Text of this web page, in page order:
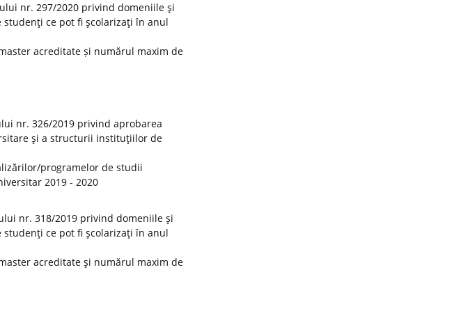
nr. 297/2020 privind domeniile şi
ce pot fi şcolarizaţi în anul
acreditate și numărul maxim de
nr. 326/2019 privind aprobarea
şi a structurii instituţiilor de
programelor de studii
2019 - 2020
nr. 318/2019 privind domeniile şi
ce pot fi şcolarizaţi în anul
acreditate şi numărul maxim de